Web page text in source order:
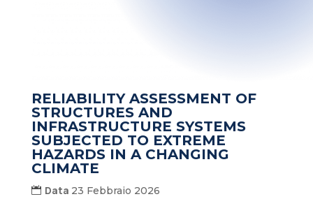
RELIABILITY ASSESSMENT OF
STRUCTURES AND
INFRASTRUCTURE SYSTEMS
SUBJECTED TO EXTREME
HAZARDS IN A CHANGING
CLIMATE
Data 23 Febbraio 2026